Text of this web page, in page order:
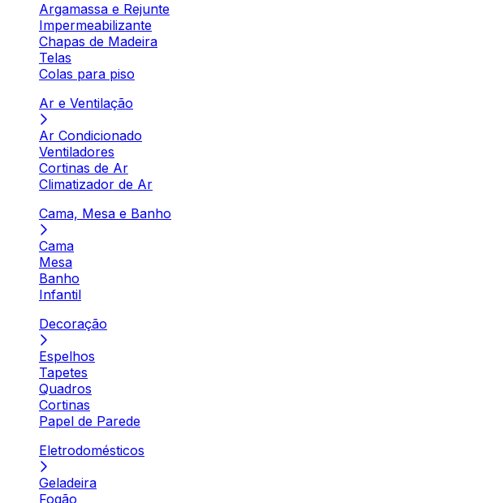
Argamassa e Rejunte
Impermeabilizante
Chapas de Madeira
Telas
Colas para piso
Ar e Ventilação
Ar Condicionado
Ventiladores
Cortinas de Ar
Climatizador de Ar
Cama, Mesa e Banho
Cama
Mesa
Banho
Infantil
Decoração
Espelhos
Tapetes
Quadros
Cortinas
Papel de Parede
Eletrodomésticos
Geladeira
Fogão